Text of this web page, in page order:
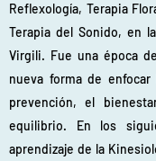
Reflexología, Terapia
Terapia del Sonido, en
Virgili. Fue una época
nueva forma de
prevención, el
equilibrio. En los
aprendizaje de la